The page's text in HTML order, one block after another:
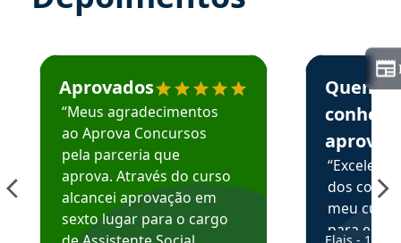
Estudante José recomenda o Aprova Concursos em
Aprovados
“Meus agradecimentos
ao Aprova Concursos
pela parceria que
aprova. Através do curso
alcancei aprovação em
sexto lugar para o cargo
Estudante
Quem
aprova
dos
meu
para